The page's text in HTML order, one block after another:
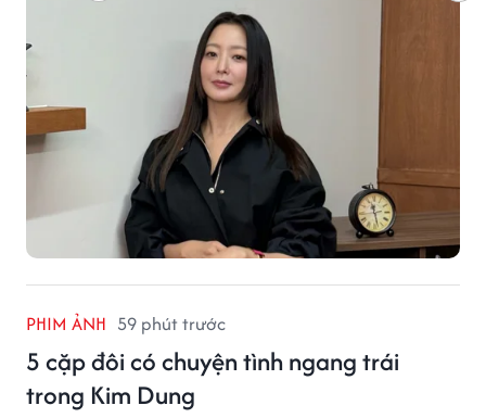
PHIM ẢNH 59 phút trước
5 cặp đôi có chuyện tình ngang trái
trong Kim Dung